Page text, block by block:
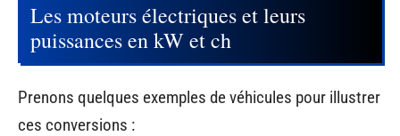
Les moteurs électriques et leurs
puissances en kW et ch
Prenons quelques exemples de véhicules pour illustrer
ces conversions :